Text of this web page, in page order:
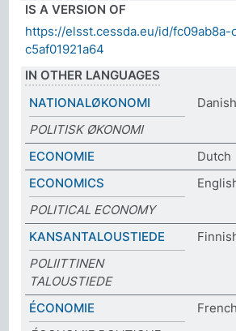
IS A VERSION OF
https://elsst.cessda.eu/id/
c5af01921a64
IN OTHER LANGUAGES
NATIONALØKONOMI
Danish
POLITISK ØKONOMI
ECONOMIE
Dutch
ECONOMICS
POLITICAL ECONOMY
KANSANTALOUSTIEDE
POLIITTINEN
TALOUSTIEDE
ÉCONOMIE
French